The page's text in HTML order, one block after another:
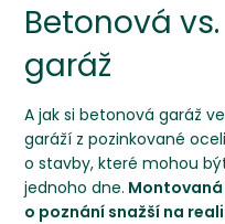
Betonová
garáž
A jak si betonová garáž
garáží z pozinkované
o stavby, které mohou
jednoho dne. Montovaná
o poznání snažší na